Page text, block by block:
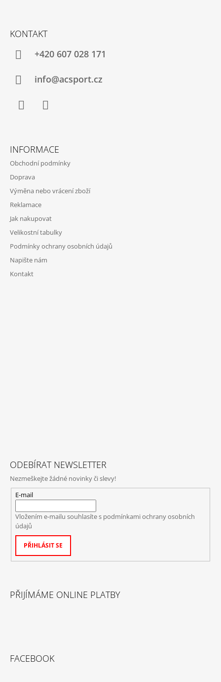
KONTAKT
+420 607 028 171
info@acsport.cz
INFORMACE
Obchodní podmínky
Doprava
Výměna nebo vrácení zboží
Reklamace
Jak nakupovat
Velikostní tabulky
Podmínky ochrany osobních údajů
Napište nám
Kontakt
ODEBÍRAT NEWSLETTER
Nezmeškejte žádné novinky či slevy!
E-mail
Vložením e-mailu souhlasíte s podmínkami ochrany osobních
údajů
PŘIHLÁSIT SE
PŘIJÍMÁME ONLINE PLATBY
FACEBOOK